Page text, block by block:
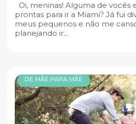
Oi, meninas! Alguma de vocês
prontas para ir a Miami? Já fui
meus pequenos e não me
planejando ir...
DE MÃE PARA MÃE